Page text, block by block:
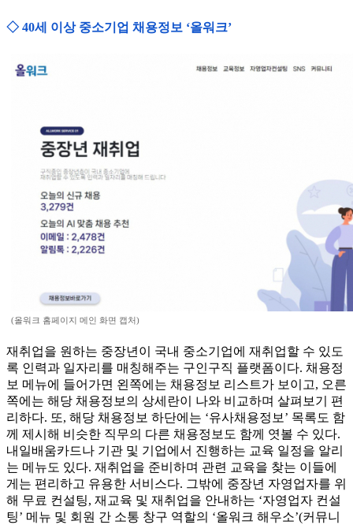
◇ 40세 이상 중소기업 채용정보 ‘올워크’
(올워크 홈페이지 메인 화면 캡처)
재취업을 원하는 중장년이 국내 중소기업에 재취업할 수 있도
록 인력과 일자리를 매칭해주는 구인구직 플랫폼이다. 채용정
보 메뉴에 들어가면 왼쪽에는 채용정보 리스트가 보이고, 오른
쪽에는 해당 채용정보의 상세란이 나와 비교하며 살펴보기 편
리하다. 또, 해당 채용정보 하단에는 ‘유사채용정보’ 목록도 함
께 제시해 비슷한 직무의 다른 채용정보도 함께 엿볼 수 있다.
내일배움카드나 기관 및 기업에서 진행하는 교육 일정을 알리
는 메뉴도 있다. 재취업을 준비하며 관련 교육을 찾는 이들에
게는 편리하고 유용한 서비스다. 그밖에 중장년 자영업자를 위
해 무료 컨설팅, 재교육 및 재취업을 안내하는 ‘자영업자 컨설
팅’ 메뉴 및 회원 간 소통 창구 역할의 ‘올워크 해우소’(커뮤니